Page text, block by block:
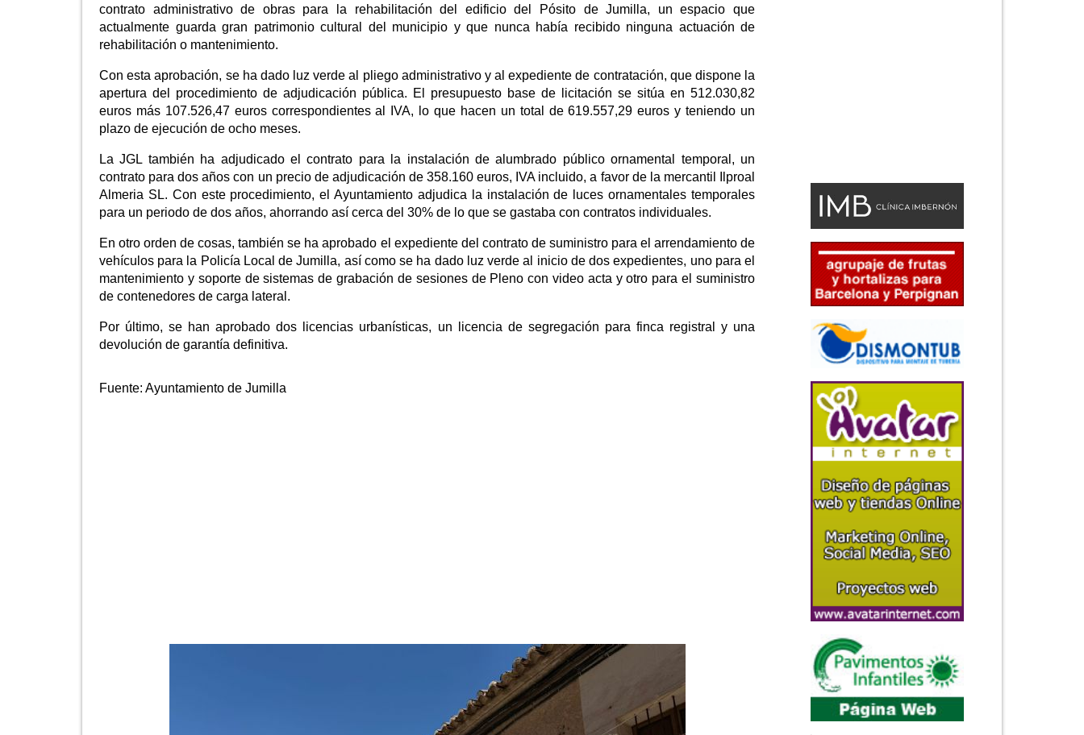
contrato administrativo de obras para la rehabilitación del edificio del Pósito de Jumilla, un espacio que
actualmente guarda gran patrimonio cultural del municipio y que nunca había recibido ninguna actuación de
rehabilitación o mantenimiento.
Con esta aprobación, se ha dado luz verde al pliego administrativo y al expediente de contratación, que dispone la
apertura del procedimiento de adjudicación pública. El presupuesto base de licitación se sitúa en 512.030,82
euros más 107.526,47 euros correspondientes al IVA, lo que hacen un total de 619.557,29 euros y teniendo un
plazo de ejecución de ocho meses.
La JGL también ha adjudicado el contrato para la instalación de alumbrado público ornamental temporal, un
contrato para dos años con un precio de adjudicación de 358.160 euros, IVA incluido, a favor de la mercantil Ilproal
Almeria SL. Con este procedimiento, el Ayuntamiento adjudica la instalación de luces ornamentales temporales
para un periodo de dos años, ahorrando así cerca del 30% de lo que se gastaba con contratos individuales.
En otro orden de cosas, también se ha aprobado el expediente del contrato de suministro para el arrendamiento de
vehículos para la Policía Local de Jumilla, así como se ha dado luz verde al inicio de dos expedientes, uno para el
mantenimiento y soporte de sistemas de grabación de sesiones de Pleno con video acta y otro para el suministro
de contenedores de carga lateral.
Por último, se han aprobado dos licencias urbanísticas, un licencia de segregación para finca registral y una
devolución de garantía definitiva.
Fuente: Ayuntamiento de Jumilla